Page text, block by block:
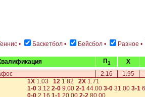
• Баскетбол • Бейсбол • Разное •
П1 X
2.16 1.95
1Х 1.03 12 1.82 2Х 1.71
1-0 3.12 2-0 9.00 2-1 44.00 3-0 31.00 3-1
0-0 2.16 1-1 20.00 2-2 80.00